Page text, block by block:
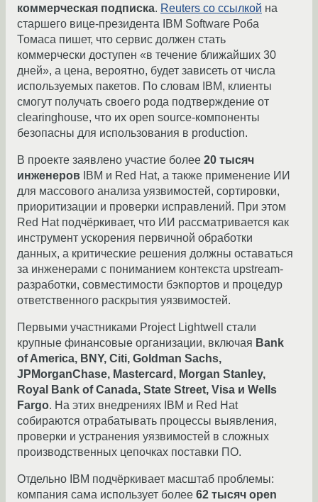
коммерческая подписка. Reuters со ссылкой на
старшего вице-президента IBM Software Роба
Томаса пишет, что сервис должен стать
коммерчески доступен «в течение ближайших 30
дней», а цена, вероятно, будет зависеть от числа
используемых пакетов. По словам IBM, клиенты
смогут получать своего рода подтверждение от
clearinghouse, что их open source-компоненты
безопасны для использования в production.
В проекте заявлено участие более 20 тысяч
инженеров IBM и Red Hat, а также применение ИИ
для массового анализа уязвимостей, сортировки,
приоритизации и проверки исправлений. При этом
Red Hat подчёркивает, что ИИ рассматривается как
инструмент ускорения первичной обработки
данных, а критические решения должны оставаться
за инженерами с пониманием контекста upstream-
разработки, совместимости бэкпортов и процедур
ответственного раскрытия уязвимостей.
Первыми участниками Project Lightwell стали
крупные финансовые организации, включая Bank
of America, BNY, Citi, Goldman Sachs,
JPMorganChase, Mastercard, Morgan Stanley,
Royal Bank of Canada, State Street, Visa и Wells
Fargo. На этих внедрениях IBM и Red Hat
собираются отрабатывать процессы выявления,
проверки и устранения уязвимостей в сложных
производственных цепочках поставки ПО.
Отдельно IBM подчёркивает масштаб проблемы:
компания сама использует более 62 тысяч open